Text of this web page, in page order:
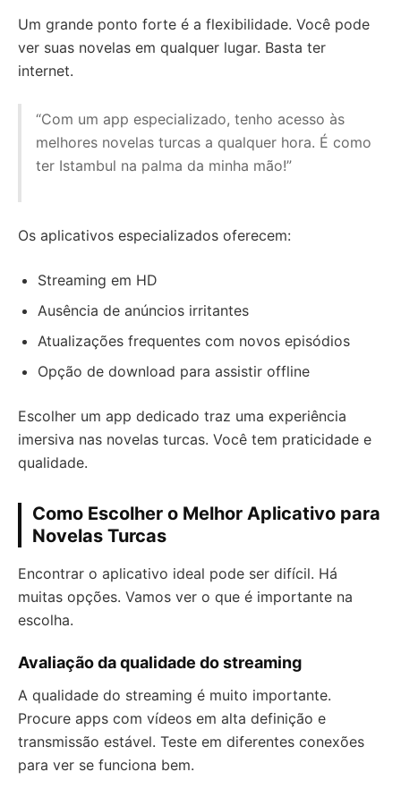
Um grande ponto forte é a flexibilidade. Você pode
ver suas novelas em qualquer lugar. Basta ter
internet.
“Com um app especializado, tenho acesso às
melhores novelas turcas a qualquer hora. É como
ter Istambul na palma da minha mão!”
Os aplicativos especializados oferecem:
Streaming em HD
Ausência de anúncios irritantes
Atualizações frequentes com novos episódios
Opção de download para assistir offline
Escolher um app dedicado traz uma experiência
imersiva nas novelas turcas. Você tem praticidade e
qualidade.
Como Escolher o Melhor Aplicativo para
Novelas Turcas
Encontrar o aplicativo ideal pode ser difícil. Há
muitas opções. Vamos ver o que é importante na
escolha.
Avaliação da qualidade do streaming
A qualidade do streaming é muito importante.
Procure apps com vídeos em alta definição e
transmissão estável. Teste em diferentes conexões
para ver se funciona bem.